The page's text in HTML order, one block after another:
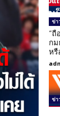
ข่า
“ถื
กม
หรื
ข่า